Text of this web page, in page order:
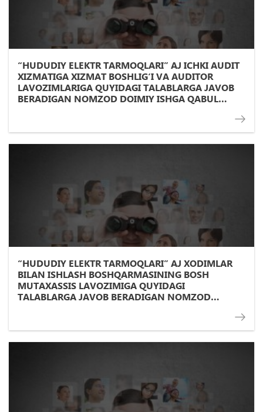
“HUDUDIY ELEKTR TARMOQLARI” AJ ICHKI AUDIT
XIZMATIGA XIZMAT BOSHLIG‘I VA AUDITOR
LAVOZIMLARIGA QUYIDAGI TALABLARGA JAVOB
BERADIGAN NOMZOD DOIMIY ISHGA QABUL
“HUDUDIY ELEKTR TARMOQLARI” AJ XODIMLAR
BILAN ISHLASH BOSHQARMASINING BOSH
MUTAXASSIS LAVOZIMIGA QUYIDAGI
TALABLARGA JAVOB BERADIGAN NOMZOD